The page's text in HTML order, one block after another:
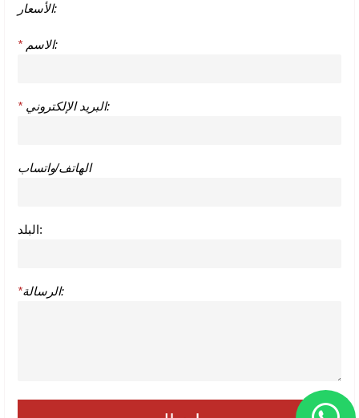
الأسعار:
* الاسم:
* البريد الإلكتروني:
الهاتف/واتساب
البلد:
* الرسالة: